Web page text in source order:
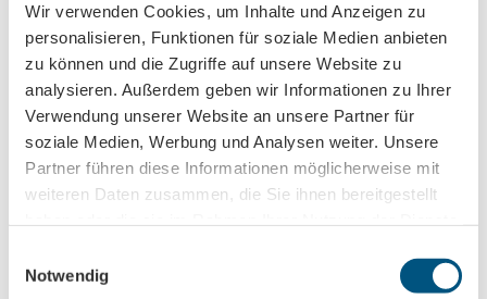
Wir verwenden Cookies, um Inhalte und Anzeigen zu
personalisieren, Funktionen für soziale Medien anbieten
zu können und die Zugriffe auf unsere Website zu
analysieren. Außerdem geben wir Informationen zu Ihrer
Verwendung unserer Website an unsere Partner für
soziale Medien, Werbung und Analysen weiter. Unsere
Partner führen diese Informationen möglicherweise mit
weiteren Daten zusammen, die Sie ihnen bereitgestellt
Notwendig
Hans-Poeche-Straße 13
04103
+49 0341 / 211202 - 5
info@baeckerei-goebecke.de
Website
Facebook